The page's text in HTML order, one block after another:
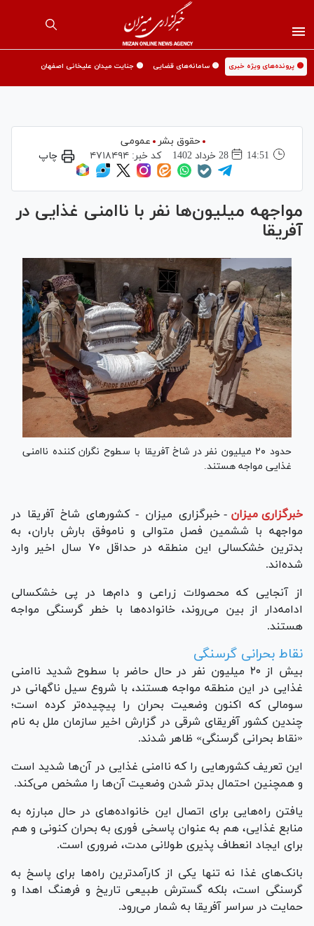
🟡 پرونده‌های ویژه خبری 🟡 سامانه‌های قضایی 🟡 جنایت میدان علیخانی اصفهان
حقوق بشر
عمومی
14:51
28 خرداد 1402 کد خبر:۴۷۱۸۴۹۴ چاپ
مواجهه میلیون‌ها نفر با ناامنی غذایی در
آفریقا
حدود ۲۰ میلیون نفر در شاخ آفریقا با سطوح نگران کننده ناامنی
غذایی مواجه هستند.
خبرگزاری میزان - خبرگزاری میزان - کشور‌های شاخ آفریقا در
مواجهه با ششمین فصل متوالی و ناموفق بارش باران، به
بدترین خشکسالی این منطقه در حداقل ۷۰ سال اخیر وارد
شده‌اند.
از آنجایی که محصولات زراعی و دام‌ها در پی خشکسالی
ادامه‌دار از بین می‌روند، خانواده‌ها با خطر گرسنگی مواجه
هستند.
نقاط بحرانی گرسنگی
بیش از ۲۰ میلیون نفر در حال حاضر با سطوح شدید ناامنی
غذایی در این منطقه مواجه هستند، با شروع سیل ناگهانی در
سومالی که اکنون وضعیت بحران را پیچیده‌تر کرده است؛
چندین کشور آفریقای شرقی در گزارش اخیر سازمان ملل به نام
«نقاط بحرانی گرسنگی» ظاهر شدند.
این تعریف کشور‌هایی را که ناامنی غذایی در آن‌ها شدید است
و همچنین احتمال بدتر شدن وضعیت آن‌ها را مشخص می‌کند.
یافتن راه‌هایی برای اتصال این خانواده‌های در حال مبارزه به
منابع غذایی، هم به عنوان پاسخی فوری به بحران کنونی و هم
برای ایجاد انعطاف پذیری طولانی مدت، ضروری است.
بانک‌های غذا نه تنها یکی از کارآمدترین راه‌ها برای پاسخ به
گرسنگی است، بلکه گسترش طبیعی تاریخ و فرهنگ اهدا و
حمایت در سراسر آفریقا به شمار می‌رود.